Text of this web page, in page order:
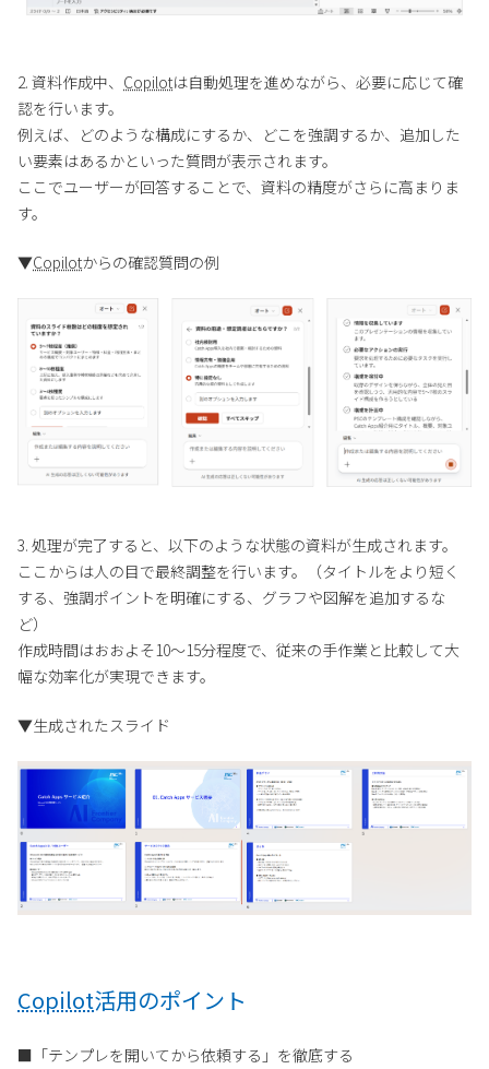
2. 資料作成中、 Copilotは自動処理を進めながら、必要に応じて確
認を行います。
例えば、どのような構成にするか、どこを強調するか、追加した
い要素はあるかといった質問が表示されます。
ここでユーザーが回答することで、資料の精度がさらに高まりま
す。
▼Copilotからの確認質問の例
3. 処理が完了すると、以下のような状態の資料が生成されます。
ここからは人の目で最終調整を行います。（タイトルをより短く
する、強調ポイントを明確にする、グラフや図解を追加するな
ど）
作成時間はおおよそ10〜15分程度で、従来の手作業と比較して大
幅な効率化が実現できます。
▼生成されたスライド
Copilot活用のポイント
■「テンプレを開いてから依頼する」を徹底する